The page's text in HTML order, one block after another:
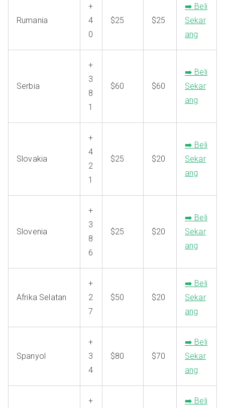
Rumania
+
4
0
$25 $25
➡️ Beli
Sekar
ang
Serbia
+
3
8
1
$60 $60
➡️ Beli
Sekar
ang
Slovakia
+
4
2
1
$25 $20
➡️ Beli
Sekar
ang
Slovenia
+
3
8
6
$25 $20
➡️ Beli
Sekar
ang
Afrika Selatan
+
2
7
$50 $20
➡️ Beli
Sekar
ang
Spanyol
+
3
4
$80 $70
➡️ Beli
Sekar
ang
+
➡️ Beli